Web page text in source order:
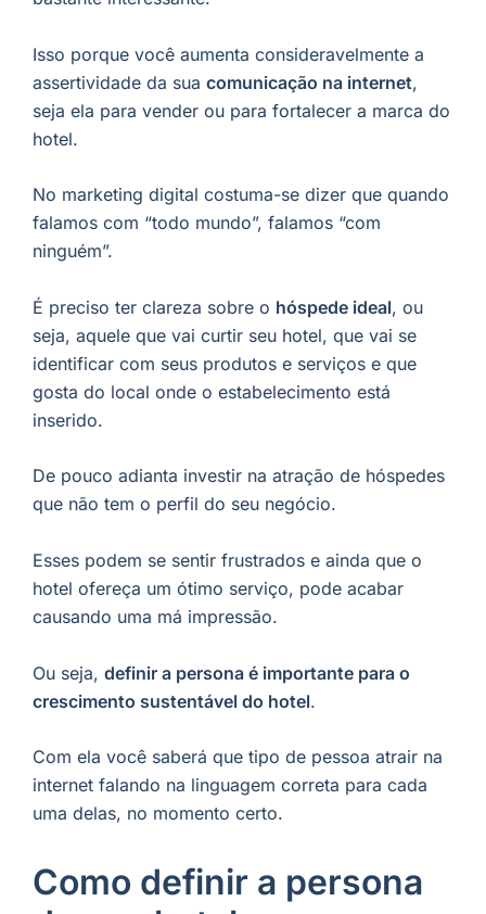
Isso porque você aumenta consideravelmente a
assertividade da sua comunicação na internet,
seja ela para vender ou para fortalecer a marca do
hotel.
No marketing digital costuma-se dizer que quando
falamos com “todo mundo”, falamos “com
ninguém”.
É preciso ter clareza sobre o hóspede ideal, ou
seja, aquele que vai curtir seu hotel, que vai se
identificar com seus produtos e serviços e que
gosta do local onde o estabelecimento está
inserido.
De pouco adianta investir na atração de hóspedes
que não tem o perfil do seu negócio.
Esses podem se sentir frustrados e ainda que o
hotel ofereça um ótimo serviço, pode acabar
causando uma má impressão.
Ou seja, definir a persona é importante para o
crescimento sustentável do hotel.
Com ela você saberá que tipo de pessoa atrair na
internet falando na linguagem correta para cada
uma delas, no momento certo.
Como definir a persona